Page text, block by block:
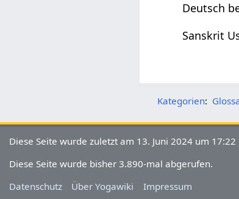
Deutsch
Sanskrit
Kategorien:
Diese Seite wurde zuletzt am 13. Juni 2024 um
Diese Seite wurde bisher 3.890-mal abgerufen.
Datenschutz
Über Yogawiki Impressum